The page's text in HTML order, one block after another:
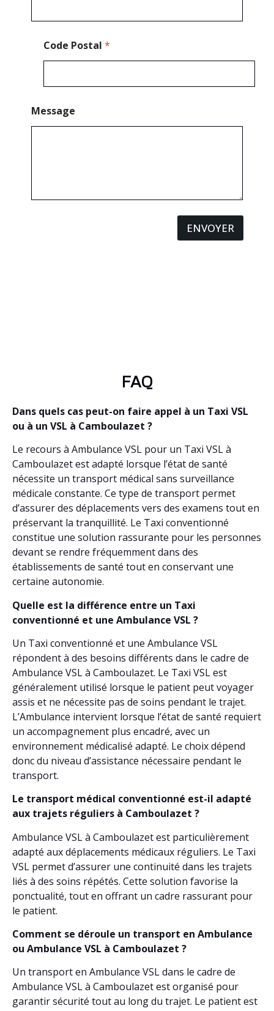
Code Postal *
Message
ENVOYER
FAQ
Dans quels cas peut-on faire appel à un Taxi VSL
ou à un VSL à Camboulazet ?
Le recours à Ambulance VSL pour un Taxi VSL à
Camboulazet est adapté lorsque l’état de santé
nécessite un transport médical sans surveillance
médicale constante. Ce type de transport permet
d’assurer des déplacements vers des examens tout en
préservant la tranquillité. Le Taxi conventionné
constitue une solution rassurante pour les personnes
devant se rendre fréquemment dans des
établissements de santé tout en conservant une
certaine autonomie.
Quelle est la différence entre un Taxi
conventionné et une Ambulance VSL ?
Un Taxi conventionné et une Ambulance VSL
répondent à des besoins différents dans le cadre de
Ambulance VSL à Camboulazet. Le Taxi VSL est
généralement utilisé lorsque le patient peut voyager
assis et ne nécessite pas de soins pendant le trajet.
L’Ambulance intervient lorsque l’état de santé requiert
un accompagnement plus encadré, avec un
environnement médicalisé adapté. Le choix dépend
donc du niveau d’assistance nécessaire pendant le
transport.
Le transport médical conventionné est-il adapté
aux trajets réguliers à Camboulazet ?
Ambulance VSL à Camboulazet est particulièrement
adapté aux déplacements médicaux réguliers. Le Taxi
VSL permet d’assurer une continuité dans les trajets
liés à des soins répétés. Cette solution favorise la
ponctualité, tout en offrant un cadre rassurant pour
le patient.
Comment se déroule un transport en Ambulance
ou Ambulance VSL à Camboulazet ?
Un transport en Ambulance VSL dans le cadre de
Ambulance VSL à Camboulazet est organisé pour
garantir sécurité tout au long du trajet. Le patient est